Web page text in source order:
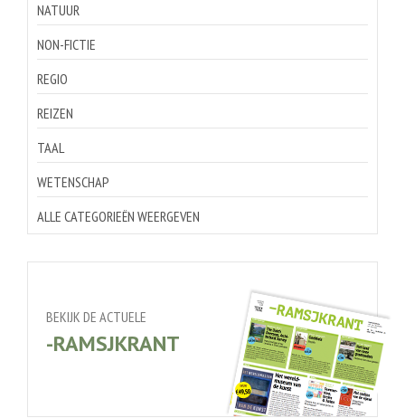
NATUUR
NON-FICTIE
REGIO
REIZEN
TAAL
WETENSCHAP
ALLE CATEGORIEËN WEERGEVEN
BEKIJK DE ACTUELE
-RAMSJKRANT